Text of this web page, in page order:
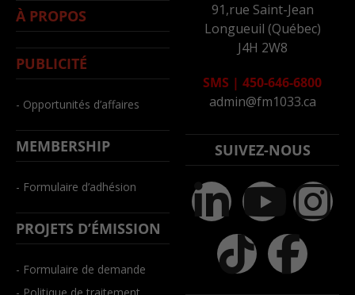
À PROPOS
PUBLICITÉ
- Opportunités d’affaires
MEMBERSHIP
- Formulaire d’adhésion
PROJETS D’ÉMISSION
- Formulaire de demande
- Politique de traitement
91,rue Saint-Jean
Longueuil (Québec)
J4H 2W8
SMS | 450-646-6800
admin@fm1033.ca
SUIVEZ-NOUS